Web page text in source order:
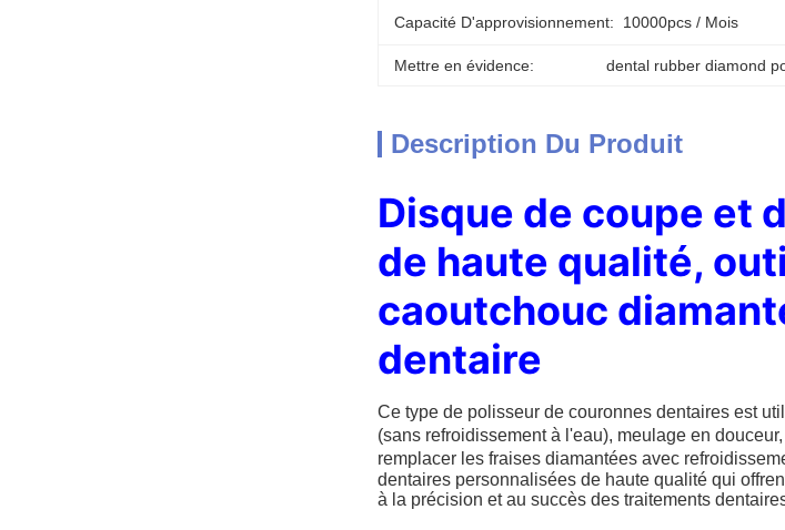
Capacité D'approvisionnement: 10000pcs / Mois
Mettre en évidence: dental rubber diamond
Description Du Produit
Disque de coupe et
de haute qualité,
caoutchouc
dentaire
Ce type de polisseur de couronnes dentaires est
(sans refroidissement à l'eau), meulage en
remplacer les fraises diamantées avec
dentaires personnalisées de haute qualité qui
à la précision et au succès des traitements